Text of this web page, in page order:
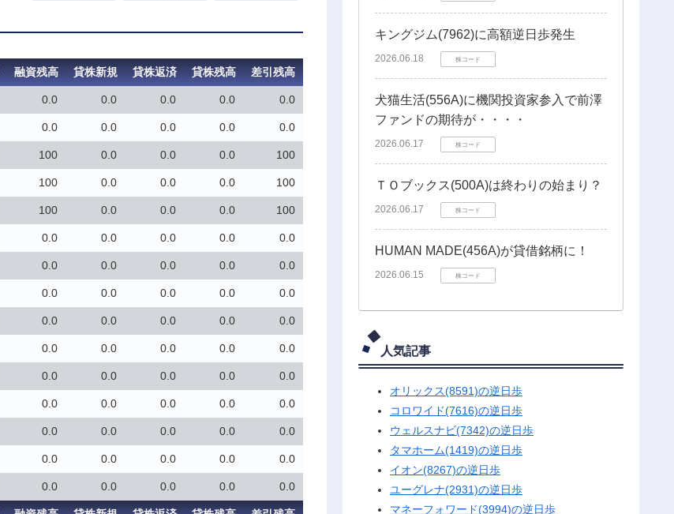
融資残高 貸株新規 貸株返済 貸株残高 差引残高
0.0 0.0 0.0 0.0 0.0
0.0 0.0 0.0 0.0 0.0
100 0.0 0.0 0.0 100
100 0.0 0.0 0.0 100
100 0.0 0.0 0.0 100
0.0 0.0 0.0 0.0 0.0
0.0 0.0 0.0 0.0 0.0
0.0 0.0 0.0 0.0 0.0
0.0 0.0 0.0 0.0 0.0
0.0 0.0 0.0 0.0 0.0
0.0 0.0 0.0 0.0 0.0
0.0 0.0 0.0 0.0 0.0
0.0 0.0 0.0 0.0 0.0
0.0 0.0 0.0 0.0 0.0
0.0 0.0 0.0 0.0 0.0
キングジム(7962)に高額逆日歩発生
2026.06.18 株コード
犬猫生活(556A)に機関投資家参入で前澤
ファンドの期待が・・・・
2026.06.17 株コード
ＴＯブックス(500A)は終わりの始まり？
2026.06.17 株コード
HUMAN MADE(456A)が貸借銘柄に！
2026.06.15 株コード
人気記事
オリックス(8591)の逆日歩
コロワイド(7616)の逆日歩
ウェルスナビ(7342)の逆日歩
タマホーム(1419)の逆日歩
イオン(8267)の逆日歩
ユーグレナ(2931)の逆日歩
マネーフォワード(3994)の逆日歩